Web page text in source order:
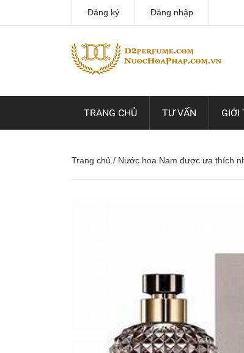
Đăng ký Đăng nhập
TRANG CHỦ TƯ VẤN GIỚI
Trang chủ / Nước hoa Nam được ưa thích